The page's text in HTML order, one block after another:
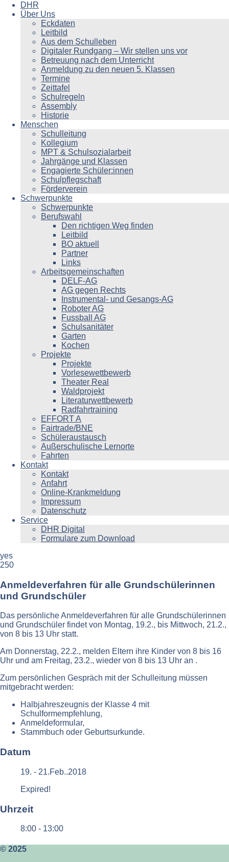
DHR
Über Uns
Eckdaten
Leitbild
Aus dem Schulleben
Digitaler Rundgang – Wir stellen uns vor
Betreuung nach dem Unterricht
Anmeldung zu den neuen 5. Klassen
Termine
Zeittafel
Schulregeln
Assembly
Historie
Menschen
Schulleitung
Kollegium
MPT & Schulsozialarbeit
Jahrgänge und Klassen
Engagierte Schüler:innen
Schulpflegschaft
Förderverein
Schwerpunkte
Schwerpunkte
Berufswahl
Den richtigen Weg finden
Leitbild
BO aktuell
Partner
Links
Arbeitsgemeinschaften
DELF-AG
AG gegen Rechts
Instrumental- und Gesangs-AG
Roboter AG
Fussball AG
Schulsanitäter
Garten
Kochen
Projekte
Projekte
Vorlesewettbewerb
Theater Real
Waldprojekt
Literaturwettbewerb
Radfahrtraining
EFFORT A
Fairtrade/BNE
Schüleraustausch
Außerschulische Lernorte
Fahrten
Kontakt
Kontakt
Anfahrt
Online-Krankmeldung
Impressum
Datenschutz
Service
DHR Digital
Formulare zum Download
yes
250
Anmeldeverfahren für alle Grundschülerinnen
und Grundschüler
Das persönliche Anmeldeverfahren für alle Grundschülerinnen
und Grundschüler findet von Montag, 19.2., bis Mittwoch, 21.2.,
von 8 bis 13 Uhr statt.
Am Donnerstag, 22.2., melden Eltern ihre Kinder von 8 bis 16
Uhr und am Freitag, 23.2., wieder von 8 bis 13 Uhr an .
Zum persönlichen Gespräch mit der Schulleitung müssen
mitgebracht werden:
Halbjahreszeugnis der Klasse 4 mit
Schulformempfehlung,
Anmeldeformular,
Stammbuch oder Geburtsurkunde.
Datum
19. - 21.Feb..2018
Expired!
Uhrzeit
8:00 - 13:00
© 2025